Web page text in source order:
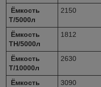
Ёмкость
Т/5000л
2150
Ёмкость
ТН/5000л
1812
Ёмкость
Т/10000л
2630
Ёмкость
3090